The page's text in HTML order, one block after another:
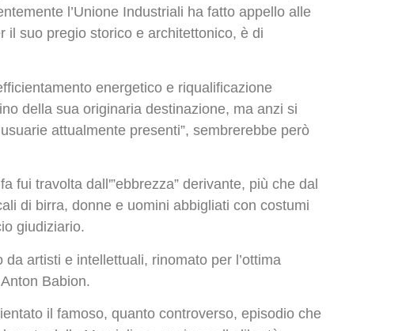
l’Unione Industriali ha fatto appello alle
il suo pregio storico e architettonico, è di
energetico e riqualificazione
della sua originaria destinazione, ma anzi si
attualmente presenti”, sembrerebbe però
fui travolta dall'”ebbrezza” derivante, più che dal
di birra, donne e uomini abbigliati con costumi
giudiziario.
artisti e intellettuali, rinomato per l’ottima
Babion.
il famoso, quanto controverso, episodio che